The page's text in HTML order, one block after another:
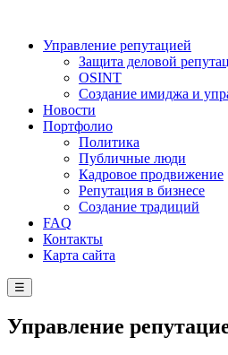
Управление репутацией
Защита деловой
OSINT
Создание имиджа и
Новости
Портфолио
Политика
Публичные люди
Кадровое продвижение
Репутация в бизнесе
Создание традиций
FAQ
Контакты
Карта сайта
☰
Управление